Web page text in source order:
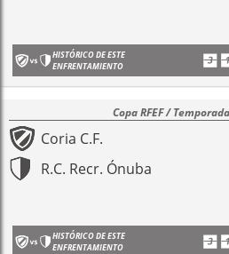
HISTÓRICO DE ESTE
ENFRENTAMIENTO
Copa RFEF /
Coria C.F.
R.C. Recr. Ónuba
HISTÓRICO DE ESTE
ENFRENTAMIENTO